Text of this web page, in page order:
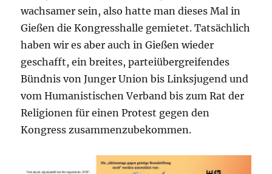
wachsamer sein, also hatte man dieses Mal in
Gießen die Kongresshalle gemietet. Tatsächlich
haben wir es aber auch in Gießen wieder
geschafft, ein breites, parteiübergreifendes
Bündnis von Junger Union bis Linksjugend und
vom Humanistischen Verband bis zum Rat der
Religionen für einen Protest gegen den
Kongress zusammenzubekommen.